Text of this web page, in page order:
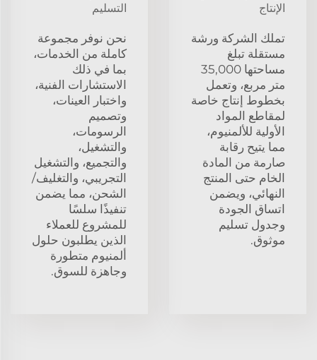
الإنتاج
تملك الشركة ورشة
مستقلة تبلغ
مساحتها 35,000
متر مربع، وتعمل
بخطوط إنتاج خاصة
لمقاطع المواد
الأولية للألمنيوم،
مما يتيح رقابة
صارمة من المادة
الخام حتى المنتج
النهائي، ويضمن
اتساق الجودة
وجدول تسليم
موثوق.
التسليم
نحن نوفر مجموعة
كاملة من الخدمات،
بما في ذلك
الاستشارات الفنية،
واختبار العينات،
وتصميم
الرسومات،
والتشغيل،
والتجميع، والتشغيل
التجريبي، والتغليف/
الشحن، مما يضمن
تنفيذًا سلسًا
للمشروع للعملاء
الذين يطلبون حلول
ألمنيوم متطورة
وجاهزة للسوق.